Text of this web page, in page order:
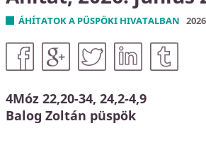
EGYH-KCP projektbeszámoló
Közbeszerzés
KEHOP
ÁHÍTATOK A PÜSPÖKI HIVATALBAN
4Móz 22,20-34, 24,2-4,9
Balog Zoltán püspök